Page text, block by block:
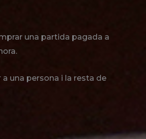
una partida pagada a
una persona i la resta de